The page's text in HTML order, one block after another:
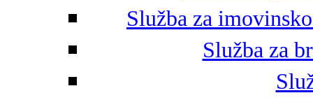
Služba za
Služba za